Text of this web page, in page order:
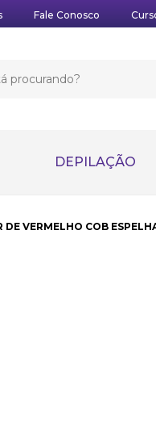
Fale Conosco
DEPILAÇÃO
VERMELHO COB